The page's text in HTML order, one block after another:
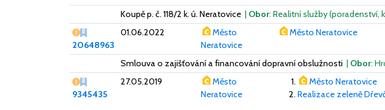
Koupě p. č. 118/2 k. ú. Neratovice | Obor: Realitní služby (poradenství,
Vážný nedostatek
20648963
01.06.2022
Město
Neratovice
Město Neratovice
Smlouva o zajišťování a financování dopravní obslužnosti | Obor:
Vážný nedostatek
9345435
27.05.2019
Město
Neratovice
Město Neratovice
Realizace zeleně